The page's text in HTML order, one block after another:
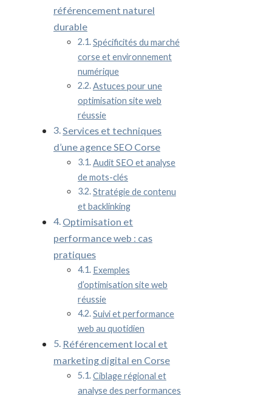
référencement naturel
durable
Spécificités du marché
corse et environnement
numérique
Astuces pour une
optimisation site web
réussie
Services et techniques
d’une agence SEO Corse
Audit SEO et analyse
de mots-clés
Stratégie de contenu
et backlinking
Optimisation et
performance web : cas
pratiques
Exemples
d’optimisation site web
réussie
Suivi et performance
web au quotidien
Référencement local et
marketing digital en Corse
Ciblage régional et
analyse des performances